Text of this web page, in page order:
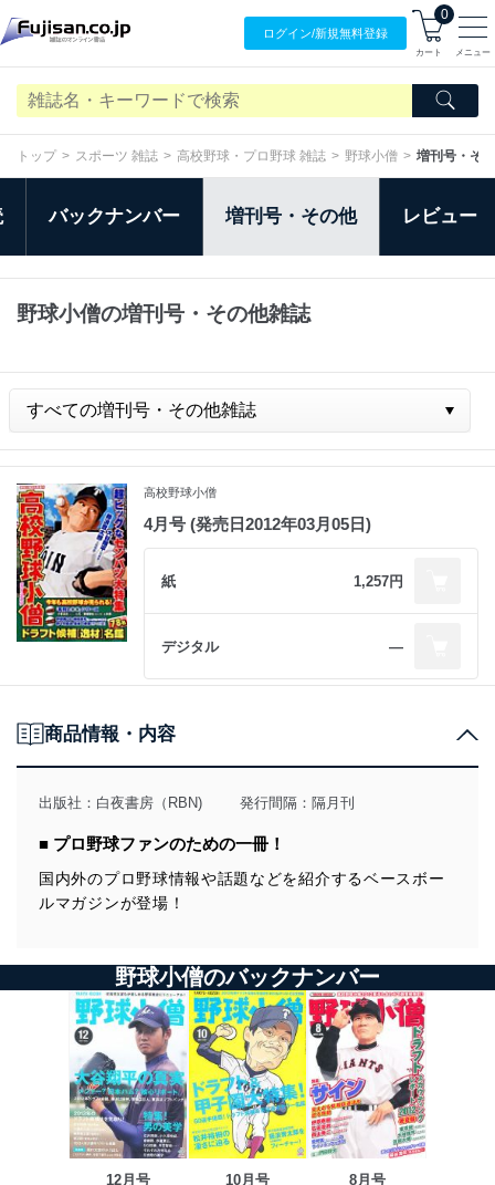
ログイン/新規無料登録
0
カート メニュー
トップ スポーツ 雑誌 高校野球・プロ野球 雑誌 野球小僧 増刊号・そ
バックナンバー 増刊号・その他 レビュー
野球小僧の増刊号・その他雑誌
高校野球小僧
4月号 (発売日2012年03月05日)
紙 1,257円
デジタル ―
商品情報・内容
出版社： 白夜書房（RBN) 発行間隔：隔月刊
■ プロ野球ファンのための一冊！
国内外のプロ野球情報や話題などを紹介するベースボー
ルマガジンが登場！
野球小僧のバックナンバー
12月号 10月号 8月号